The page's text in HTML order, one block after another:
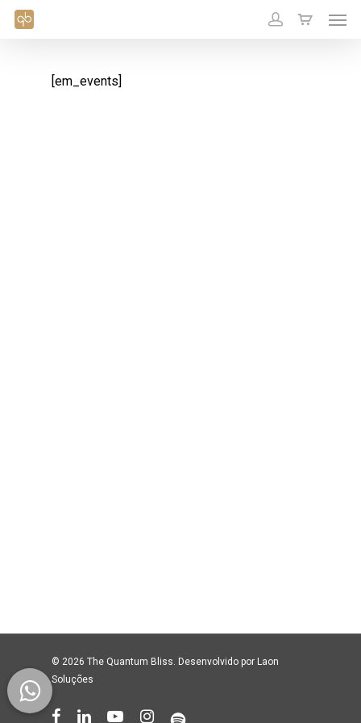
[em_events]
© 2026 The Quantum Bliss. Desenvolvido por Laon
Soluções